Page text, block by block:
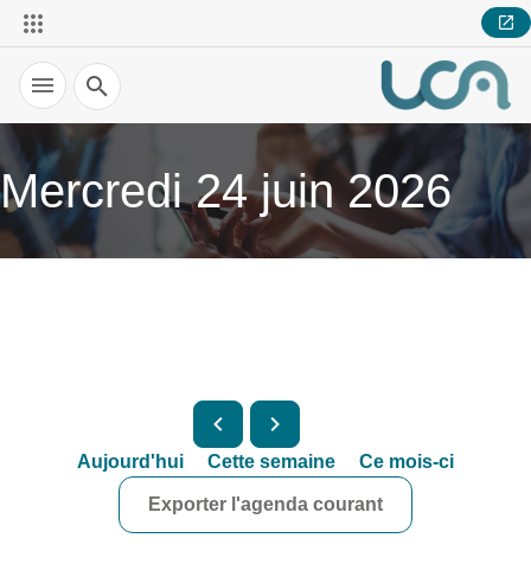
Recherche
Mercredi 24 juin 2026
Aujourd'hui Cette semaine Ce mois-ci
Exporter l'agenda courant